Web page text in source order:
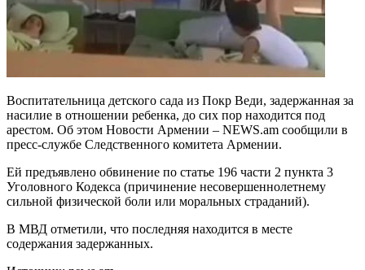
Воспитательница детского сада из Покр Веди, задержанная за
насилие в отношении ребенка, до сих пор находится под
арестом. Об этом Новости Армении – NEWS.am сообщили в
пресс-службе Следственного комитета Армении.
Ей предъявлено обвинение по статье 196 части 2 пункта 3
Уголовного Кодекса (причинение несовершеннолетнему
сильной физической боли или моральных страданий).
В МВД отметили, что последняя находится в месте
содержания задержанных.